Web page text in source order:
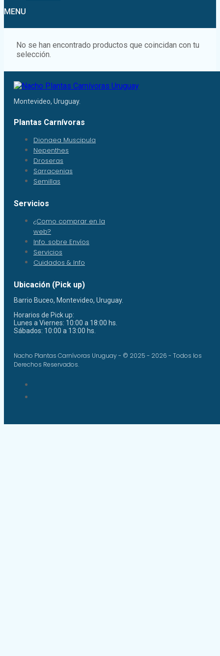
MENU
No se han encontrado productos que coincidan con tu
selección.
Montevideo, Uruguay.
Plantas Carnívoras
Dionaea Muscipula
Nepenthes
Droseras
Sarracenias
Semillas
Servicios
¿Como comprar en la
web?
Info. sobre Envíos
Servicios
Cuidados & Info
Ubicación (Pick up)
Barrio Buceo, Montevideo, Uruguay.
Horarios de Pick up:
Lunes a Viernes: 10:00 a 18:00 hs.
Sábados: 10:00 a 13:00 hs.
Nacho Plantas Carnívoras Uruguay - © 2025 - 2026 - Todos los
Derechos Reservados.